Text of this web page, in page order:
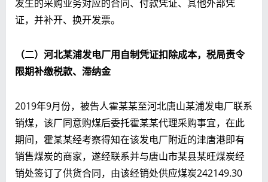
发生的采购业务对应的合同、付款凭证、其他外部凭
证，并补开、换开发票。
（二） 河北某浦发电厂用自制凭证扣除成本，税局责令
限期补缴税款、滞纳金
2019年9月份，被告人霍某某至河北唐山某浦发电厂联系
销煤，该厂同意购煤后委托霍某某代理采购事宜，在此
期间，霍某某经考察得知在该发电厂附近的津唐港即有
销售煤炭的商家，遂经联系并与唐山市某县某旺煤炭经
销处签订了供货合同，由该经销处供应煤炭242149.30